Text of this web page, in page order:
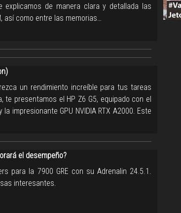
explicamos de manera clara y detallada las
así como entre las memorias…
un rendimiento increíble para tus tareas
te presentamos el HP Z6 G5, equipado con el
impresionante GPU NVIDIA RTX A2000. Este
el desempeño?
para la 7900 GRE con su Adrenalin 24.5.1.
interesantes.